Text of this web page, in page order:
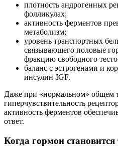
плотность андрогенных
фолликулах;
активность ферментов
метаболизм;
уровень транспортных
связывающего половые
фракцию свободного
баланс с эстрогенами и
инсулин‑IGF.
Даже при «нормальном» общем
гиперчувствительность
активность ферментов
ответ.
Когда гормон становится